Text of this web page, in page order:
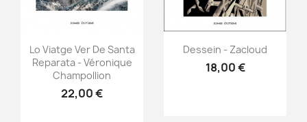
Aperçu rapide
Lo Viatge Ver De Santa
Reparata - Véronique
Champollion
22,00 €
Aperçu rapide
Dessein - Zacloud
18,00 €